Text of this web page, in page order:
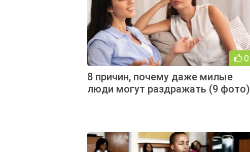
0
8 причин, почему даже милые
люди могут раздражать (9 фото)